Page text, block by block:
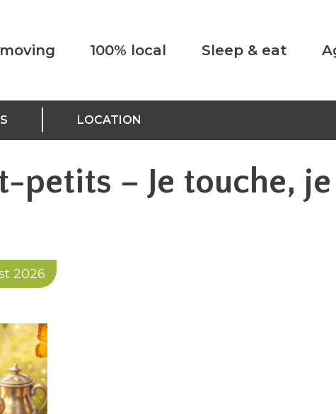
100% local Sleep & eat
LOCATION
petits – Je touche, je
2026